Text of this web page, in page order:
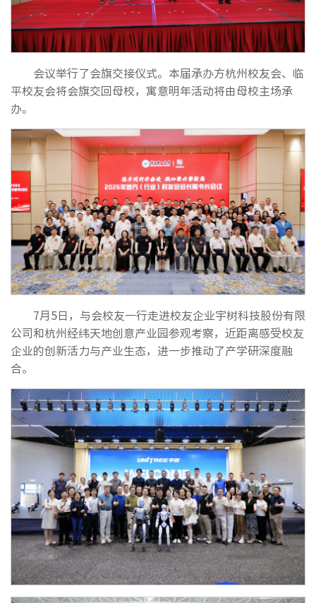
会议举行了会旗交接仪式。本届承办方杭州校友会、临
平校友会将会旗交回母校，寓意明年活动将由母校主场承
办。
7月5日，与会校友一行走进校友企业宇树科技股份有限
公司和杭州经纬天地创意产业园参观考察，近距离感受校友
企业的创新活力与产业生态，进一步推动了产学研深度融
合。